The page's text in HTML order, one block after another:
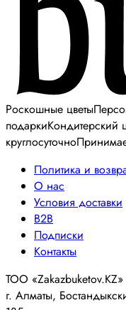
Роскошные цветы
подаркиКондитерский
круглосуточно
Политика и
О нас
Условия доставки
B2B
Подписки
Контакты
ТОО
г. Алматы,